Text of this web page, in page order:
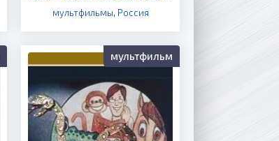
мультфильмы, Россия
мультфильм